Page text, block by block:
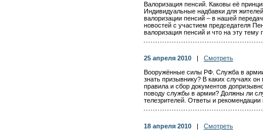
Валоризация пенсий. Каковы её
Индивидуальные надбавки для
валоризации пенсий – в нашей
новостей с участием председателя
валоризация пенсий и что на эту тему
25 апреля 2010
Смотреть
Вооружённые силы РФ. Служба в
знать призывнику? В каких случаях
правила и сбор документов
поводу службы в армии? Должны ли
телезрителей. Ответы и рекомендации
18 апреля 2010
Смотреть